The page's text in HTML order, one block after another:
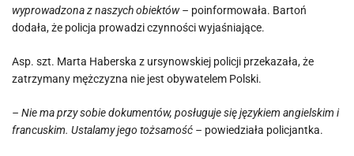
wyprowadzona z naszych obiektów – poinformowała. Bartoń
dodała, że policja prowadzi czynności wyjaśniające.
Asp. szt. Marta Haberska z ursynowskiej policji przekazała, że
zatrzymany mężczyzna nie jest obywatelem Polski.
– Nie ma przy sobie dokumentów, posługuje się językiem angielskim i
francuskim. Ustalamy jego tożsamość – powiedziała policjantka.